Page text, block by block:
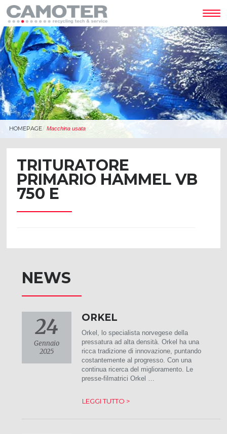
HOMEPAGE Macchina usata
TRITURATORE
PRIMARIO HAMMEL VB
750 E
NEWS
24
Gennaio
2025
ORKEL
Orkel, lo specialista norvegese della
pressatura ad alta densità. Orkel ha una
ricca tradizione di innovazione, puntando
costantemente al progresso. Con una
continua ricerca del miglioramento. Le
presse-filmatrici Orkel …
LEGGI TUTTO >